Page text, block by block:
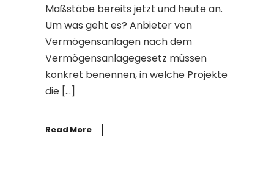
Maßstäbe bereits jetzt und heute an.
Um was geht es? Anbieter von
Vermögensanlagen nach dem
Vermögensanlagegesetz müssen
konkret benennen, in welche Projekte
die […]
Read More